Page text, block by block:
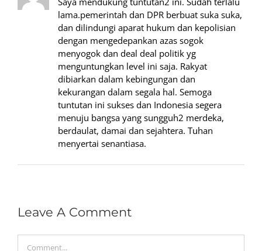
lama.pemerintah dan DPR berbuat suka suka,
dan dilindungi aparat hukum dan kepolisian
dengan mengedepankan azas sogok
menyogok dan deal deal politik yg
menguntungkan level ini saja. Rakyat
dibiarkan dalam kebingungan dan
kekurangan dalam segala hal. Semoga
tuntutan ini sukses dan Indonesia segera
menuju bangsa yang sungguh2 merdeka,
berdaulat, damai dan sejahtera. Tuhan
menyertai senantiasa.
Leave A Comment